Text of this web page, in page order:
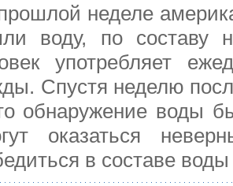
неделе
воду, по составу
употребляет
Спустя неделю
обнаружение воды
оказаться
в составе